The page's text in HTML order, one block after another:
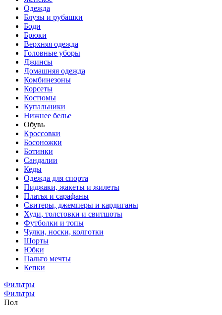
Одежда
Блузы и рубашки
Боди
Брюки
Верхняя одежда
Головные уборы
Джинсы
Домашняя одежда
Комбинезоны
Корсеты
Костюмы
Купальники
Нижнее белье
Обувь
Кроссовки
Босоножки
Ботинки
Сандалии
Кеды
Одежда для спорта
Пиджаки, жакеты и жилеты
Платья и сарафаны
Свитеры, джемперы и кардиганы
Худи, толстовки и свитшоты
Футболки и топы
Чулки, носки, колготки
Шорты
Юбки
Пальто мечты
Кепки
Фильтры
Фильтры
Пол